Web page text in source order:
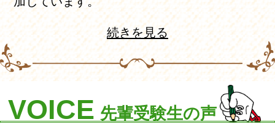
続きを見る
VOICE 先輩受験生の声